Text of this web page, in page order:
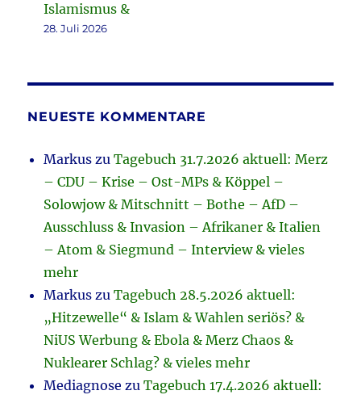
Islamismus &
28. Juli 2026
NEUESTE KOMMENTARE
Markus zuTagebuch 31.7.2026 aktuell: Merz
– CDU – Krise – Ost-MPs & Köppel –
Solowjow & Mitschnitt – Bothe – AfD –
Ausschluss & Invasion – Afrikaner & Italien
– Atom & Siegmund – Interview & vieles
mehr
Markus zuTagebuch 28.5.2026 aktuell:
„Hitzewelle“ & Islam & Wahlen seriös? &
NiUS Werbung & Ebola & Merz Chaos &
Nuklearer Schlag? & vieles mehr
Mediagnose zuTagebuch 17.4.2026 aktuell: